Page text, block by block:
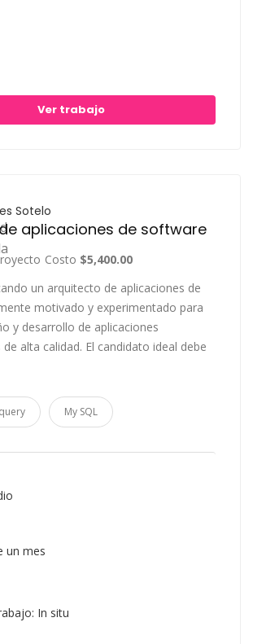
Ver trabajo
Sotelo
aplicaciones de software
Costo $5,400.00
un arquitecto de aplicaciones de
motivado y experimentado para
y desarrollo de aplicaciones
alta calidad. El candidato ideal debe
My SQL
un mes
In situ